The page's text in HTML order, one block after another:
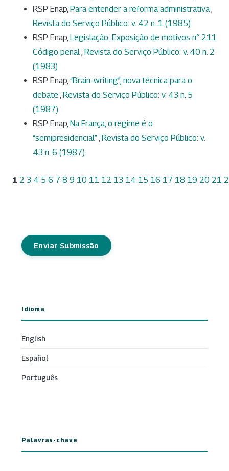
RSP Enap, Para entender a reforma administrativa,
Revista do Serviço Público: v. 42 n. 1 (1985)
RSP Enap, Legislação: Exposição de motivos n° 211
Código penal, Revista do Serviço Público: v. 40 n. 2
(1983)
RSP Enap, “Brain-writing”, nova técnica para o
debate , Revista do Serviço Público: v. 43 n. 5
(1987)
RSP Enap, Na França, o regime é o
“semipresidencial” , Revista do Serviço Público: v.
43 n. 6 (1987)
1 2 3 4 5 6 7 8 9 10 11 12 13 14 15 16 17 18 19 20 21
Enviar Submissão
Idioma
English
Español
Português
Palavras-chave